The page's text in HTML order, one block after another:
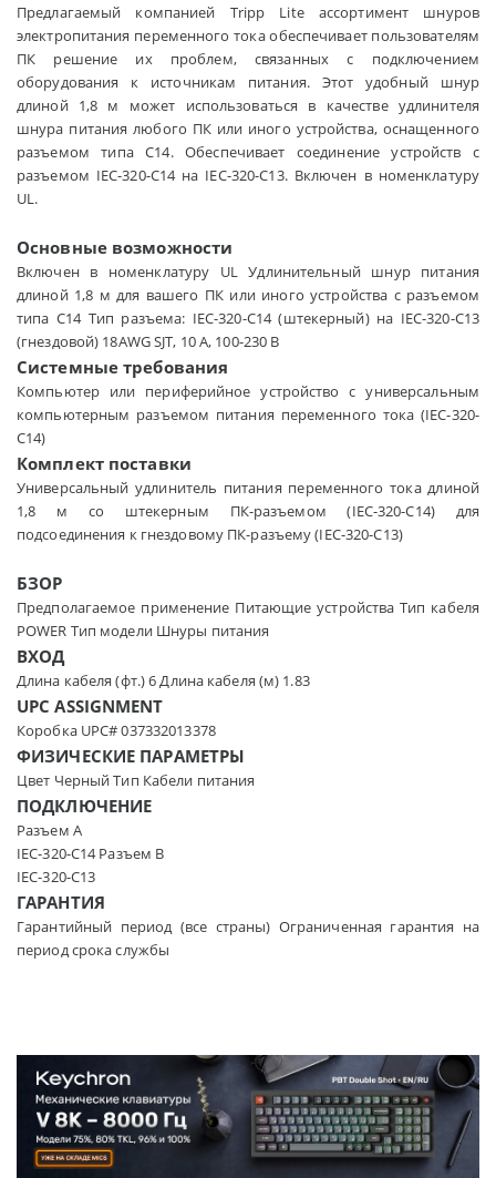
Предлагаемый компанией Tripp Lite ассортимент шнуров
электропитания переменного тока обеспечивает пользователям
ПК решение их проблем, связанных с подключением
оборудования к источникам питания. Этот удобный шнур
длиной 1,8 м может использоваться в качестве удлинителя
шнура питания любого ПК или иного устройства, оснащенного
разъемом типа C14. Обеспечивает соединение устройств с
разъемом IEC-320-C14 на IEC-320-C13. Включен в номенклатуру
UL.
Основные возможности
Включен в номенклатуру UL Удлинительный шнур питания
длиной 1,8 м для вашего ПК или иного устройства с разъемом
типа C14 Тип разъема: IEC-320-C14 (штекерный) на IEC-320-C13
(гнездовой) 18AWG SJT, 10 А, 100-230 В
Системные требования
Компьютер или периферийное устройство с универсальным
компьютерным разъемом питания переменного тока (IEC-320-
C14)
Комплект поставки
Универсальный удлинитель питания переменного тока длиной
1,8 м со штекерным ПК-разъемом (IEC-320-C14) для
подсоединения к гнездовому ПК-разъему (IEC-320-C13)
БЗОР
Предполагаемое применение Питающие устройства Тип кабеля
POWER Тип модели Шнуры питания
ВХОД
Длина кабеля (фт.) 6 Длина кабеля (м) 1.83
UPC ASSIGNMENT
Коробка UPC# 037332013378
ФИЗИЧЕСКИЕ ПАРАМЕТРЫ
Цвет Черный Тип Кабели питания
ПОДКЛЮЧЕНИЕ
Разъем А
IEC-320-C14 Разъем В
IEC-320-C13
ГАРАНТИЯ
Гарантийный период (все страны) Ограниченная гарантия на
период срока службы